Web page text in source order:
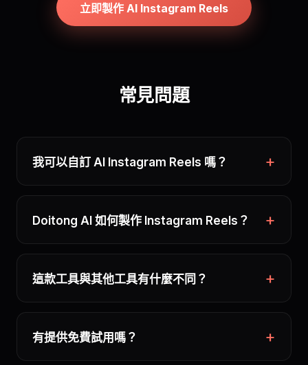
立即製作 AI Instagram Reels
常見問題
我可以自訂 AI Instagram Reels 嗎？
Doitong AI 如何製作 Instagram Reels？
這款工具與其他工具有什麼不同？
有提供免費試用嗎？